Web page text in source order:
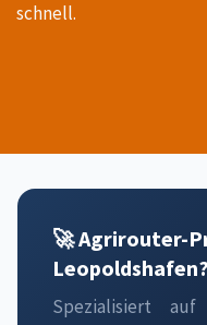
schnell.
🚀 Agrirouter-
Spezialisiert auf